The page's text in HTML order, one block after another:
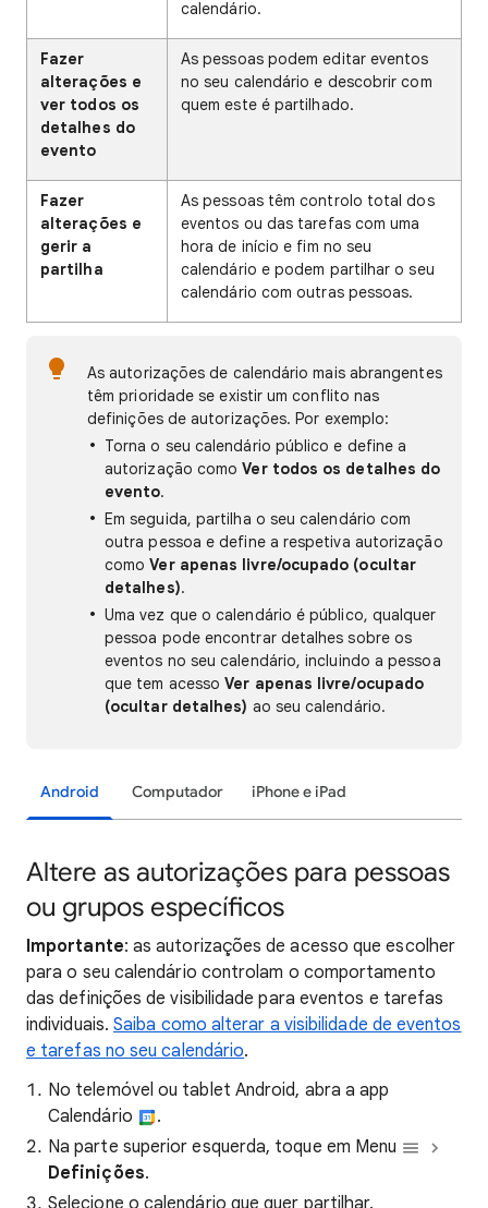
calendário.
Fazer
alterações e
ver todos os
detalhes do
evento
As pessoas podem editar eventos
no seu calendário e descobrir com
quem este é partilhado.
Fazer
alterações e
gerir a
partilha
As pessoas têm controlo total dos
eventos ou das tarefas com uma
hora de início e fim no seu
calendário e podem partilhar o seu
calendário com outras pessoas.
As autorizações de calendário mais abrangentes
têm prioridade se existir um conflito nas
definições de autorizações. Por exemplo:
Torna o seu calendário público e define a
autorização comoVer todos os detalhes do
evento.
Em seguida, partilha o seu calendário com
outra pessoa e define a respetiva autorização
comoVer apenas livre/ocupado (ocultar
detalhes).
Uma vez que o calendário é público, qualquer
pessoa pode encontrar detalhes sobre os
eventos no seu calendário, incluindo a pessoa
que tem acessoVer apenas livre/ocupado
(ocultar detalhes) ao seu calendário.
Android Computador iPhone e iPad
Altere as autorizações para pessoas
ou grupos específicos
Importante: as autorizações de acesso que escolher
para o seu calendário controlam o comportamento
das definições de visibilidade para eventos e tarefas
individuais.Saiba como alterar a visibilidade de eventos
e tarefas no seu calendário.
No telemóvel ou tablet Android, abra a app
Calendário
.
Na parte superior esquerda, toque em Menu
Definições.
Selecione o calendário que quer partilhar.